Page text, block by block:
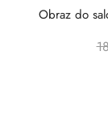
Obraz do